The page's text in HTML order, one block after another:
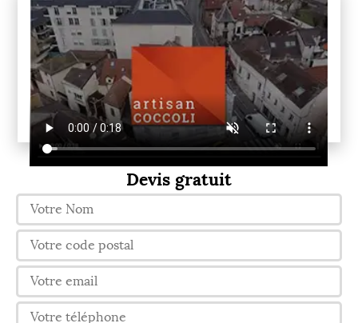
Devis gratuit